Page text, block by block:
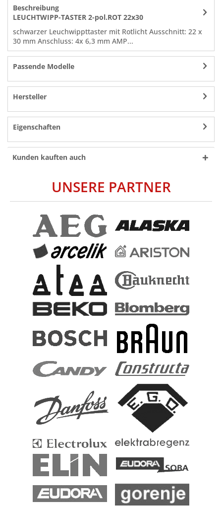
Beschreibung
LEUCHTWIPP-TASTER 2-pol.ROT 22x30
schwarzer Leuchwippttaster mit Rotlicht Ausschnitt: 22 x
30 mm Anschluss: 4x 6,3 mm AMP...
Passende Modelle
Hersteller
Eigenschaften
Kunden kauften auch
UNSERE PARTNER